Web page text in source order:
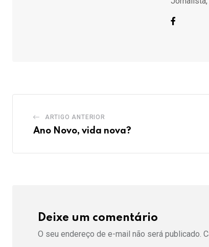
ARTIGO ANTERIOR
Ano Novo, vida nova?
Deixe um comentário
O seu endereço de e-mail não será publicado.